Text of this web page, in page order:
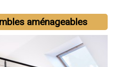
aménageables